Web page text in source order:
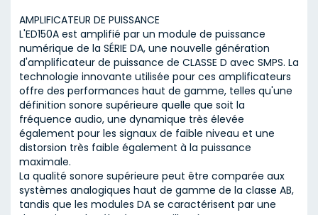
AMPLIFICATEUR DE PUISSANCE
L'ED150A est amplifié par un module de puissance
numérique de la SÉRIE DA, une nouvelle génération
d'amplificateur de puissance de CLASSE D avec SMPS. La
technologie innovante utilisée pour ces amplificateurs
offre des performances haut de gamme, telles qu'une
définition sonore supérieure quelle que soit la
fréquence audio, une dynamique très élevée
également pour les signaux de faible niveau et une
distorsion très faible également à la puissance
maximale.
La qualité sonore supérieure peut être comparée aux
systèmes analogiques haut de gamme de la classe AB,
tandis que les modules DA se caractérisent par une